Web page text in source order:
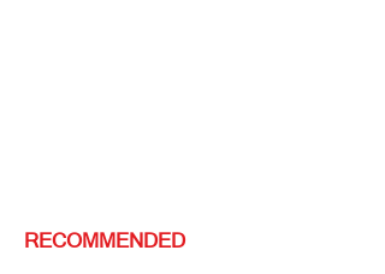
RECOMMENDED